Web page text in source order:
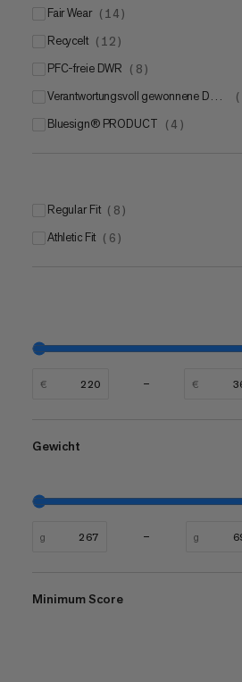
Fair Wear ( 14 )
Recycelt ( 12 )
PFC-freie DWR ( 8 )
Verantwortungsvoll gewonnene Daune (
bluesign® PRODUCT ( 4 )
Regular Fit ( 8 )
Athletic Fit ( 6 )
€ €
Gewicht
g g
Minimum Score